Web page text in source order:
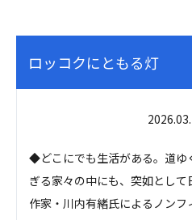
ロッコクにともる灯
◆どこにでも生活がある。道ゆ
ぎる家々の中にも、突如として
作家・川内有緒氏によるノン